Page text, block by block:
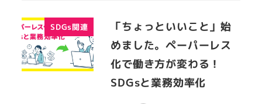
SDGs関連
「ちょっといいこと」始
めました。ペーパーレス
化で働き方が変わる！
SDGsと業務効率化